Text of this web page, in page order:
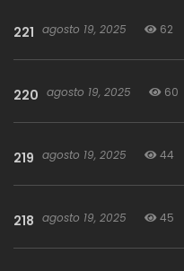
221 agosto 19, 2025 62
220 agosto 19, 2025 60
219 agosto 19, 2025 44
218 agosto 19, 2025 45